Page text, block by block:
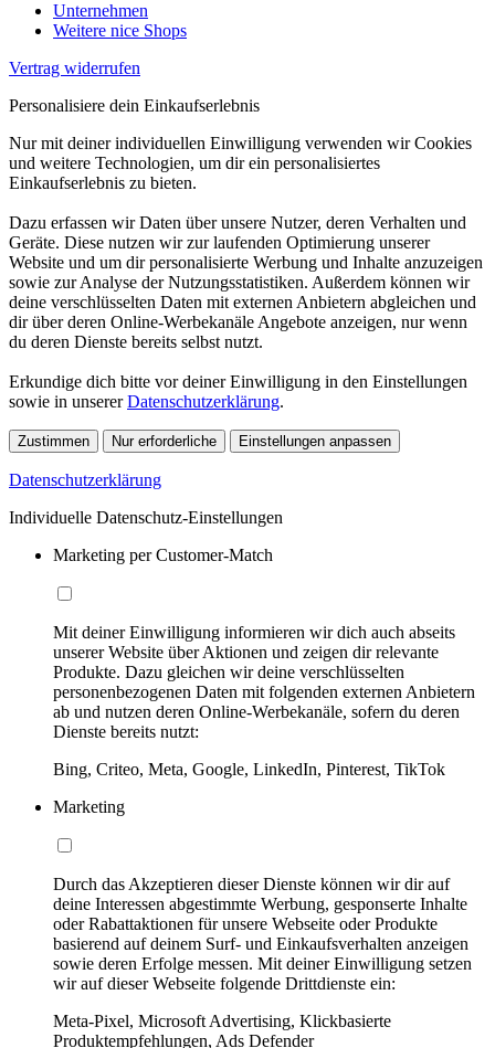
Unternehmen
Weitere nice Shops
Vertrag widerrufen
Personalisiere dein Einkaufserlebnis
Nur mit deiner individuellen Einwilligung verwenden wir Cookies
und weitere Technologien, um dir ein personalisiertes
Einkaufserlebnis zu bieten.
Dazu erfassen wir Daten über unsere Nutzer, deren Verhalten und
Geräte. Diese nutzen wir zur laufenden Optimierung unserer
Website und um dir personalisierte Werbung und Inhalte anzuzeigen
sowie zur Analyse der Nutzungsstatistiken. Außerdem können wir
deine verschlüsselten Daten mit externen Anbietern abgleichen und
dir über deren Online-Werbekanäle Angebote anzeigen, nur wenn
du deren Dienste bereits selbst nutzt.
Erkundige dich bitte vor deiner Einwilligung in den Einstellungen
sowie in unsererDatenschutzerklärung.
Zustimmen Nur erforderliche Einstellungen anpassen
Datenschutzerklärung
Individuelle Datenschutz-Einstellungen
Marketing per Customer-Match
Mit deiner Einwilligung informieren wir dich auch abseits
unserer Website über Aktionen und zeigen dir relevante
Produkte. Dazu gleichen wir deine verschlüsselten
personenbezogenen Daten mit folgenden externen Anbietern
ab und nutzen deren Online-Werbekanäle, sofern du deren
Dienste bereits nutzt:
Bing, Criteo, Meta, Google, LinkedIn, Pinterest, TikTok
Marketing
Durch das Akzeptieren dieser Dienste können wir dir auf
deine Interessen abgestimmte Werbung, gesponserte Inhalte
oder Rabattaktionen für unsere Webseite oder Produkte
basierend auf deinem Surf- und Einkaufsverhalten anzeigen
sowie deren Erfolge messen. Mit deiner Einwilligung setzen
wir auf dieser Webseite folgende Drittdienste ein:
Meta-Pixel, Microsoft Advertising, Klickbasierte
Produktempfehlungen, Ads Defender